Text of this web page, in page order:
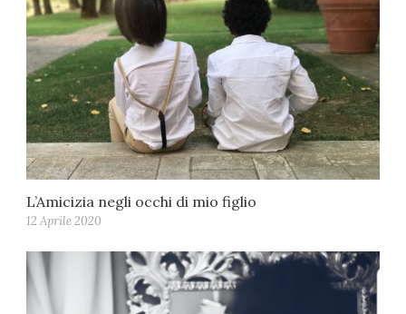
L’Amicizia negli occhi di mio figlio
12 Aprile 2020